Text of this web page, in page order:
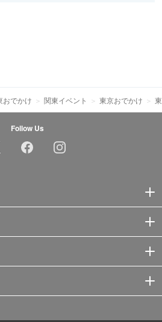
おでかけ 関東イベント 東京おでかけ
Follow Us